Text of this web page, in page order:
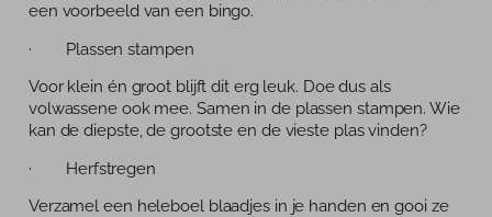
een voorbeeld van een bingo.
· Plassen stampen
Voor klein én groot blijft dit erg leuk. Doe dus als
volwassene ook mee. Samen in de plassen stampen. Wie
kan de diepste, de grootste en de vieste plas vinden?
· Herfstregen
Verzamel een heleboel blaadjes in je handen en gooi ze